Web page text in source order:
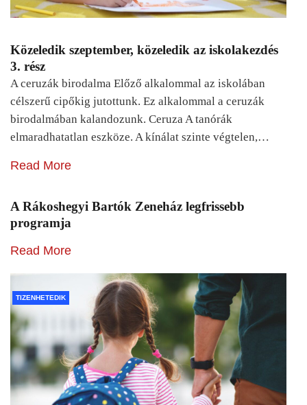
Közeledik szeptember, közeledik az iskolakezdés
3. rész
A ceruzák birodalma Előző alkalommal az iskolában
célszerű cipőkig jutottunk. Ez alkalommal a ceruzák
birodalmában kalandozunk. Ceruza A tanórák
elmaradhatatlan eszköze. A kínálat szinte végtelen,…
Read More
A Rákoshegyi Bartók Zeneház legfrissebb
programja
Read More
TIZENHETEDIK